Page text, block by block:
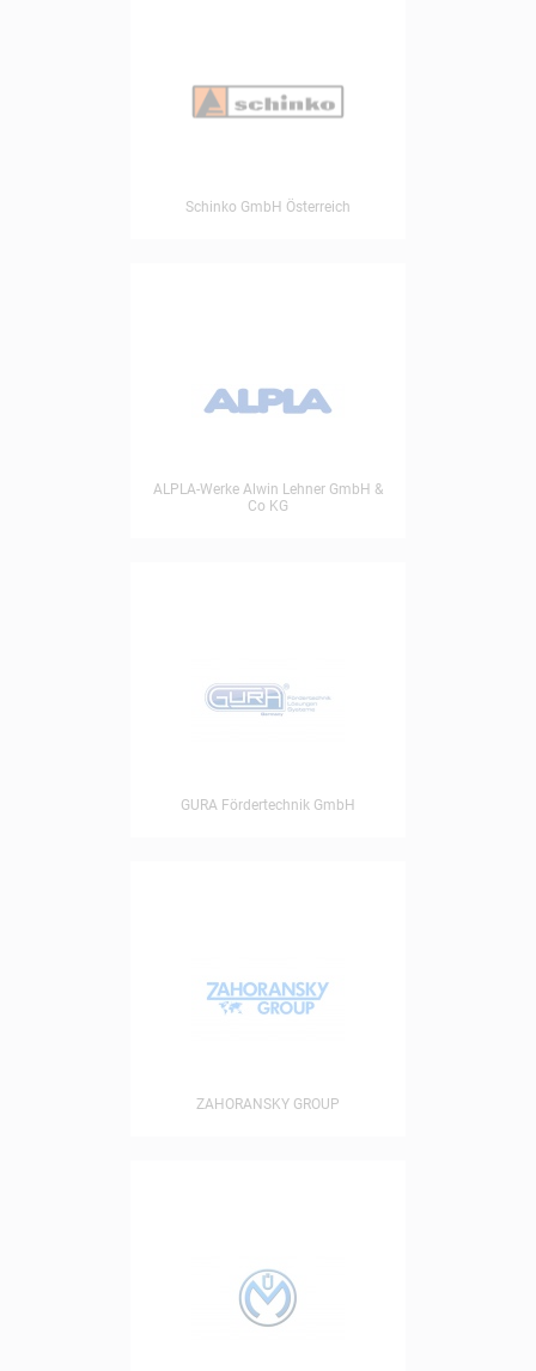
Schinko GmbH Österreich
ALPLA-Werke Alwin Lehner GmbH &
Co KG
GURA Fördertechnik GmbH
ZAHORANSKY GROUP